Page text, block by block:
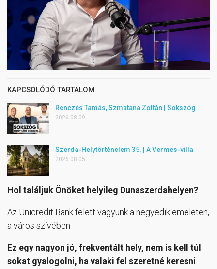
KAPCSOLÓDÓ TARTALOM
Renczés Tamás, Szmatana Zoltán | Sokszög
2026.08.09.
Szerda-Helytörténelem 35. | A Vermes-villa
2026.08.05.
Hol találjuk Önöket helyileg Dunaszerdahelyen?
Az Unicredit Bank felett vagyunk a negyedik emeleten,
a város szívében.
Ez egy nagyon jó, frekventált hely, nem is kell túl
sokat gyalogolni, ha valaki fel szeretné keresni